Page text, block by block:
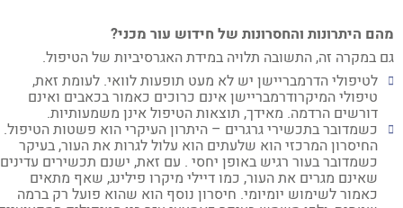
היתרונות והחסרונות של חידוש עור מכני?
במקרה זה, התשובה תלויה במידת האגרסיביות של הטיפול.
לטיפולי הדרמבריישן יש לא מעט תופעות לוואי. לעומת זאת,
טיפולי המיקרודרמבריישן אינם כרוכים כאמור בכאבים ואינם
דורשים הרדמה. מאידך, תוצאות הטיפול אינן משמעותיות.
כשמדובר בתכשירי גרגרים – היתרון העיקרי הוא פשטות הטיפול.
החיסרון המרכזי הוא שלעתים הוא עלול לגרות את העור, בעיקר
כשמדובר בעור רגיש באופן יחסי . עם זאת, ישנם תכשירים עדינים
שאינם מגרים את העור, כמו דיילי מיקרו פילינג, שאף מתאים
כאמור לשימוש יומיומי. חיסרון נוסף הוא שהוא פועל רק ברמה